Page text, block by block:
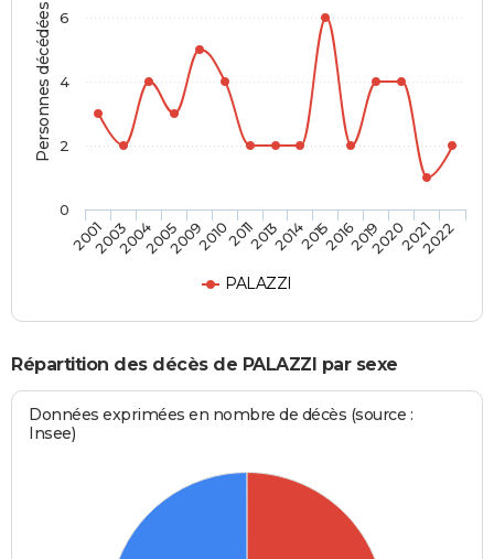
Personnes décédées
PALAZZI
200120032004200520092010201120132014201520162019202020212022
0
2
4
6
Répartition des décès de PALAZZI par sexe
Données exprimées en nombre de décès (source :
Insee)